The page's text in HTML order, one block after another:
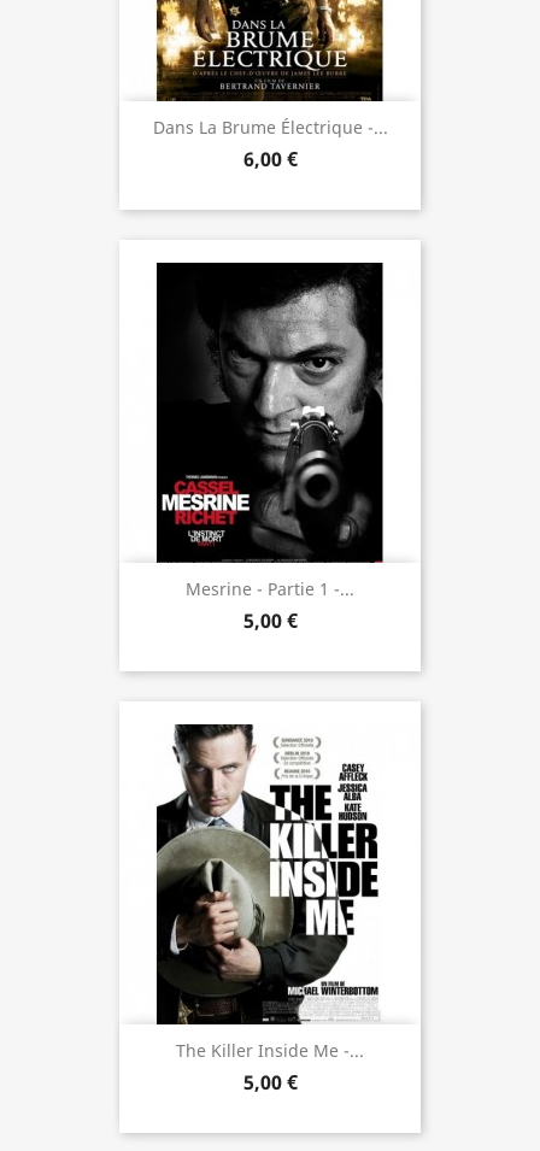
Dans La Brume Électrique -...
6,00 €
Mesrine - Partie 1 -...
5,00 €
The Killer Inside Me -...
5,00 €